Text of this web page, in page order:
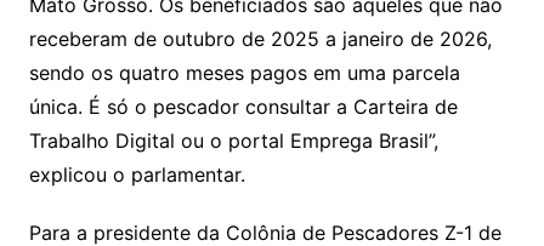
Mato Grosso. Os beneficiados são aqueles que não
receberam de outubro de 2025 a janeiro de 2026,
sendo os quatro meses pagos em uma parcela
única. É só o pescador consultar a Carteira de
Trabalho Digital ou o portal Emprega Brasil”,
explicou o parlamentar.
Para a presidente da Colônia de Pescadores Z-1 de